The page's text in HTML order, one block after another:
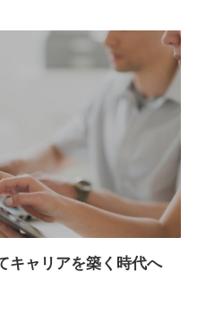
キャリアを築く時代へ